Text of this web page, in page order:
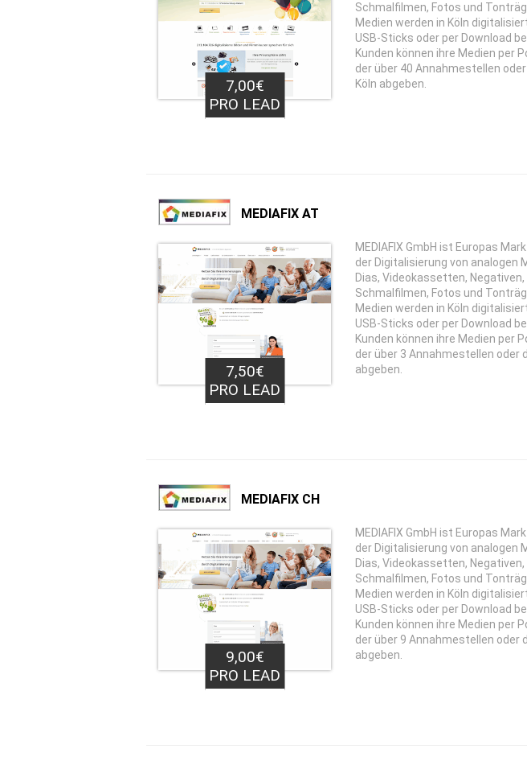
7,00€
PRO LEAD
Schmalfilmen, Fotos und
Medien werden in Köln
USB-Sticks oder per Download
Kunden können ihre Medien per
der über 40 Annahmestellen
Köln abgeben.
MEDIAFIX AT
7,50€
PRO LEAD
MEDIAFIX GmbH ist Europas
der Digitalisierung von analogen
Dias, Videokassetten, Negativen,
Schmalfilmen, Fotos und
Medien werden in Köln
USB-Sticks oder per Download
Kunden können ihre Medien per
der über 3 Annahmestellen oder
abgeben.
MEDIAFIX CH
9,00€
PRO LEAD
MEDIAFIX GmbH ist Europas
der Digitalisierung von analogen
Dias, Videokassetten, Negativen,
Schmalfilmen, Fotos und
Medien werden in Köln
USB-Sticks oder per Download
Kunden können ihre Medien per
der über 9 Annahmestellen oder
abgeben.